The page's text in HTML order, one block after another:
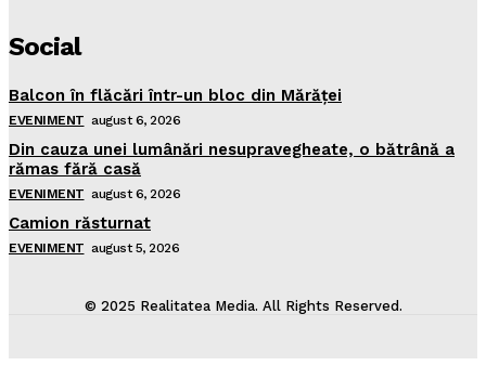
Social
Balcon în flăcări într-un bloc din Mărăţei
EVENIMENT august 6, 2026
Din cauza unei lumânări nesupravegheate, o bătrână a
rămas fără casă
EVENIMENT august 6, 2026
Camion răsturnat
EVENIMENT august 5, 2026
© 2025 Realitatea Media. All Rights Reserved.